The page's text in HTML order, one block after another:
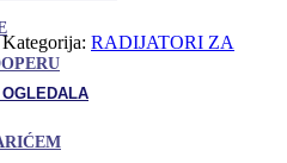
Kategorija: RADIJATORI ZA